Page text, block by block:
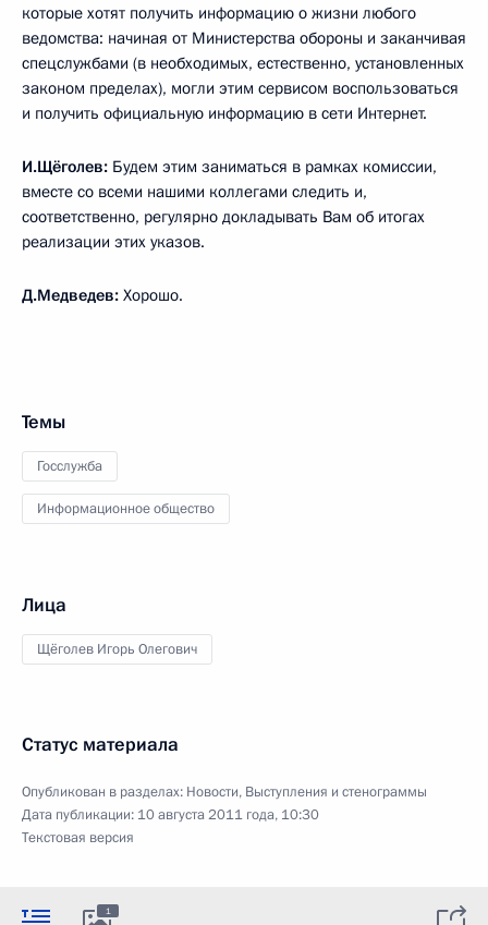
которые хотят получить информацию о жизни любого
ведомства: начиная от Министерства обороны и заканчивая
спецслужбами (в необходимых, естественно, установленных
законом пределах), могли этим сервисом воспользоваться
и получить официальную информацию в сети Интернет.
И.Щёголев: Будем этим заниматься в рамках комиссии,
вместе со всеми нашими коллегами следить и,
соответственно, регулярно докладывать Вам об итогах
реализации этих указов.
Д.Медведев: Хорошо.
Темы
Госслужба
Информационное общество
Лица
Щёголев Игорь Олегович
Статус материала
Опубликован в разделах: Новости, Выступления и стенограммы
Дата публикации: 10 августа 2011 года, 10:30
Текстовая версия
1